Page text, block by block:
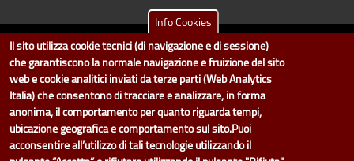
dati.cittametropolitana.genova.itè il progetto "Open Data" della
Metropolitana di Genova.
Il design e la gestione sono a cura del Servizio Sistemi Informativi. Ogni
Direzione è responsabile per la parte di "dati" e "dataset".
accedi (area riservata)|contatti | privacy Statistiche
Info Cookies
Il sito utilizza cookie tecnici (di navigazione e di sessione)
che garantiscono la normale navigazione e fruizione del sito
web e cookie analitici inviati da terze parti (Web Analytics
Italia) che consentono di tracciare e analizzare, in forma
anonima, il comportamento per quanto riguarda tempi,
ubicazione geografica e comportamento sul sito.Puoi
acconsentire all’utilizzo di tali tecnologie utilizzando il